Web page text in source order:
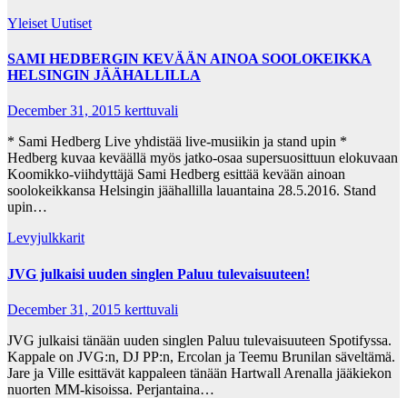
Yleiset Uutiset
SAMI HEDBERGIN KEVÄÄN AINOA SOOLOKEIKKA
HELSINGIN JÄÄHALLILLA
December 31, 2015 kerttuvali
* Sami Hedberg Live yhdistää live-musiikin ja stand upin *
Hedberg kuvaa keväällä myös jatko-osaa supersuosittuun elokuvaan
Koomikko-viihdyttäjä Sami Hedberg esittää kevään ainoan
soolokeikkansa Helsingin jäähallilla lauantaina 28.5.2016. Stand
upin…
Levyjulkkarit
JVG julkaisi uuden singlen Paluu tulevaisuuteen!
December 31, 2015 kerttuvali
JVG julkaisi tänään uuden singlen Paluu tulevaisuuteen Spotifyssa.
Kappale on JVG:n, DJ PP:n, Ercolan ja Teemu Brunilan säveltämä.
Jare ja Ville esittävät kappaleen tänään Hartwall Arenalla jääkiekon
nuorten MM-kisoissa. Perjantaina…